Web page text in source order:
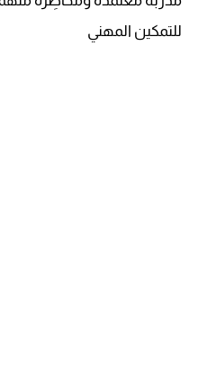
للتمكين المهني